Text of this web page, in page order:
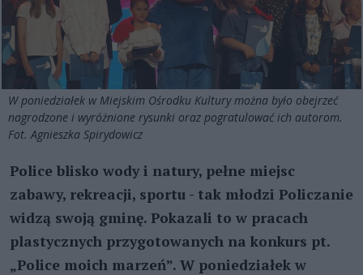
W poniedziałek w Miejskim Ośrodku Kultury można było obejrzeć
nagrodzone i wyróżnione rysunki oraz pogratulować ich autorom.
Fot. Agnieszka Spirydowicz
Police blisko wody i natury, pełne miejsc
zabawy, rekreacji, sportu - tak młodzi Policzanie
widzą swoją gminę. Pokazali to w pracach
plastycznych przygotowanych na konkurs pt.
„Police moich marzeń”. W poniedziałek w